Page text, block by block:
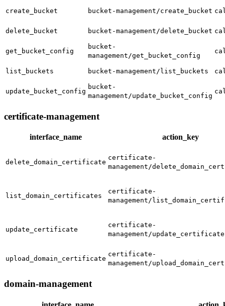
create_bucket bucket-management/create_bucket
delete_bucket bucket-management/delete_bucket
get_bucket_config
bucket-
management/get_bucket_config
list_buckets bucket-management/list_buckets
update_bucket_config
bucket-
management/update_bucket_config
certificate-management
interface_name action_key
delete_domain_certificate
certificate-
management/
list_domain_certificates
certificate-
management/
update_certificate
certificate-
management/update_certificate
upload_domain_certificate
certificate-
management/
domain-management